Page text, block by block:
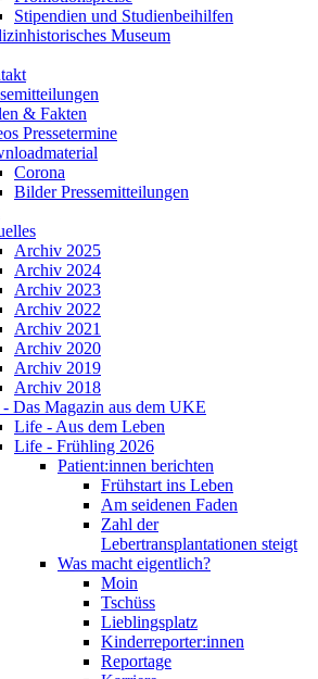
Stipendien und Studienbeihilfen
Museum
& Fakten
Pressetermine
Corona
Bilder Pressemitteilungen
Archiv 2025
Archiv 2024
Archiv 2023
Archiv 2022
Archiv 2021
Archiv 2020
Archiv 2019
Archiv 2018
Das Magazin aus dem UKE
Life - Aus dem Leben
Life - Frühling 2026
Patient:innen berichten
Frühstart ins Leben
Am seidenen Faden
Zahl der
Lebertransplantationen steigt
Was macht eigentlich?
Moin
Tschüss
Lieblingsplatz
Kinderreporter:innen
Reportage